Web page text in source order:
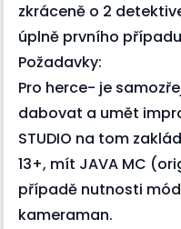
zkráceně o 2
úplně prvního
Požadavky:
Pro herce- je
dabovat a umět
STUDIO na tom
13+, mít JAVA MC
případě nutnosti
kameraman.